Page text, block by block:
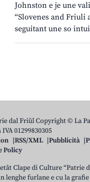
Johnston e je une
“Slovenes and Friuli
seguitant une so
dal Friûl Copyright © La
01299830305
RSS/XML Pubblicità
Policy
Clape di Culture “Patrie
lenghe furlane e cu la